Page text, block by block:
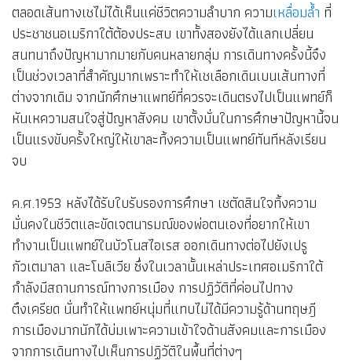
ตลอดเส้นทางเชไม่ได้เห็นแค่ชีวิตความลำบาก ความเหลื่อมล้ำ ที่
ประชาชนอเมริกาใต้ต้องประสบ เขาทั้งสองยังได้แลกเปลี่ยน
สนทนาถึงปัญหามากมายกับคนหลายกลุ่ม การเดินทางครั้งนี้จึง
เป็นช่วงเวลาที่สำคัญมากเพราะทำให้เชเลือกเดินเบนเส้นทางที่
ต่างจากเดิม จากนักศึกษาแพทย์ที่ควรจะเดินตรงไปเป็นแพทย์ก็
หันเหความสนใจสู่ปัญหาสังคม เขาตั้งมั่นในการศึกษาปัญหานี้จน
เป็นแรงขับครั้งใหญ่ให้เขาละทิ้งความเป็นแพทย์ทันทีหลังเรียน
จบ
ค.ศ.1953 หลังได้รับใบรับรองการศึกษา เชตัดสินใจทิ้งความ
มั่นคงในชีวิตและขัดเจตนารมณ์ของพ่อตนเองที่อยากให้เขา
ทำงานเป็นแพทย์ในบัวโนสไอเรส ออกเดินทางต่อไปยังเปรู
กัวเตมาลา และโบลิเวีย ซึ่งในเวลานั้นเหล่าประเทศอเมริกาใต้
กำลังมีสถานการณ์ทางการเมือง การปฏิวัติที่ค่อนไปทาง
ตึงเครียด นั่นทำให้แพทย์หนุ่มที่แทบไม่ได้มีความรู้ด้านทฤษฎี
การเมืองมากนักได้บ่มเพาะความเข้าใจด้านสังคมและการเมือง
จากการเดินทางไปเห็นการปฏิวัติในพื้นที่ต่างๆ